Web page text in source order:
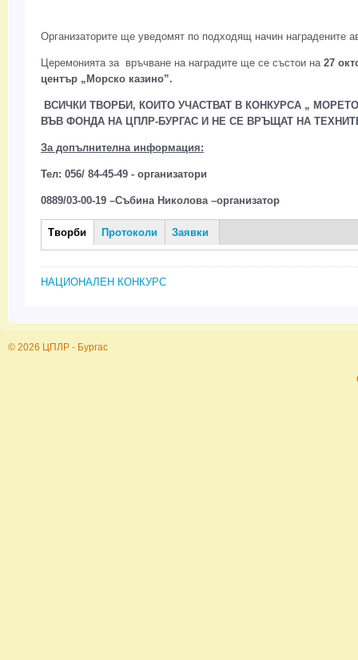
Организаторите ще уведомят по подходящ начин наградените
Церемонията за връчване на наградите ще се състои на 27
център „Морско казино”.
ВСИЧКИ ТВОРБИ, КОИТО УЧАСТВАТ В КОНКУРСА „
ВЪВ ФОНДА НА ЦПЛР-БУРГАС И НЕ СЕ ВРЪЩАТ НА
За допълнителна информация:
Тел: 056/ 84-45-49 - организатори
0889/03-00-19 –Събина Николова –организатор
Творби
Творби(активен
раздел)
Протоколи Заявки
НАЦИОНАЛЕН КОНКУРС
© 2026 ЦПЛР - Бургас